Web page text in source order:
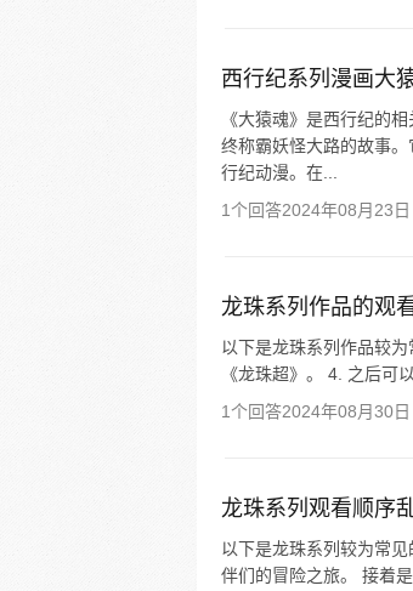
西行纪系列漫画大
《大猿魂》是西行纪的
终称霸妖怪大路的故事
行纪动漫。在...
1个回答2024年08月23
龙珠系列作品的观
以下是龙珠系列作品较
《龙珠超》。 4. 之后可
1个回答2024年08月30
龙珠系列观看顺序
以下是龙珠系列较为常
伴们的冒险之旅。 接着